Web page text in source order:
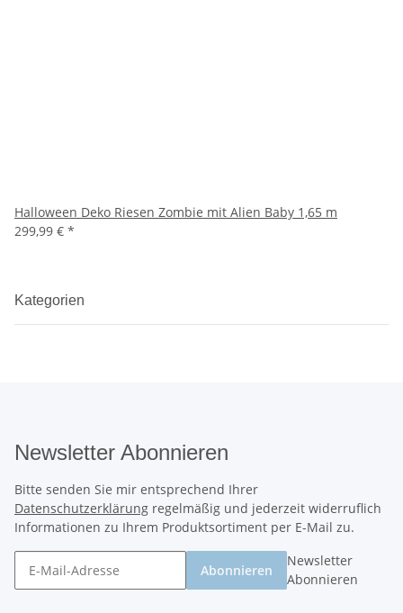
Halloween Deko Riesen Zombie mit Alien Baby 1,65 m
299,99 € *
Kategorien
Newsletter Abonnieren
Bitte senden Sie mir entsprechend Ihrer
Datenschutzerklärung regelmäßig und jederzeit widerruflich
Informationen zu Ihrem Produktsortiment per E-Mail zu.
Abonnieren
Newsletter
Abonnieren